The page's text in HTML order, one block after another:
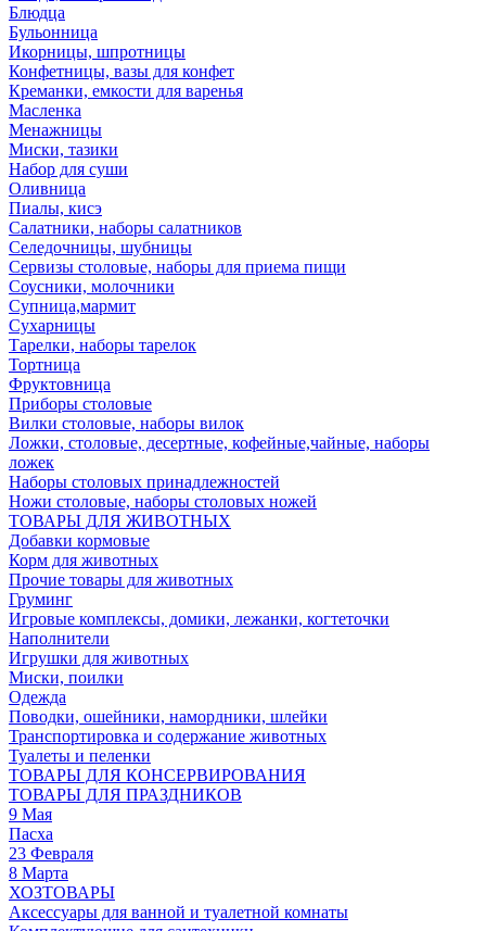
Блюдца
Бульонница
Икорницы, шпротницы
Конфетницы, вазы для конфет
Креманки, емкости для варенья
Масленка
Менажницы
Миски, тазики
Набор для суши
Оливница
Пиалы, кисэ
Салатники, наборы салатников
Селедочницы, шубницы
Сервизы столовые, наборы для приема пищи
Соусники, молочники
Супница,мармит
Сухарницы
Тарелки, наборы тарелок
Тортница
Фруктовница
Приборы столовые
Вилки столовые, наборы вилок
Ложки, столовые, десертные, кофейные,чайные, наборы
ложек
Наборы столовых принадлежностей
Ножи столовые, наборы столовых ножей
ТОВАРЫ ДЛЯ ЖИВОТНЫХ
Добавки кормовые
Корм для животных
Прочие товары для животных
Груминг
Игровые комплексы, домики, лежанки, когтеточки
Наполнители
Игрушки для животных
Миски, поилки
Одежда
Поводки, ошейники, намордники, шлейки
Транспортировка и содержание животных
Туалеты и пеленки
ТОВАРЫ ДЛЯ КОНСЕРВИРОВАНИЯ
ТОВАРЫ ДЛЯ ПРАЗДНИКОВ
9 Мая
Пасха
23 Февраля
8 Марта
ХОЗТОВАРЫ
Аксессуары для ванной и туалетной комнаты